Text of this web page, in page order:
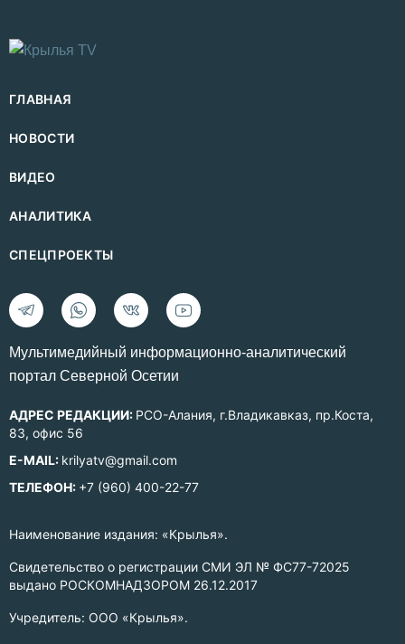
Наименование издания: «Крылья».
Свидетельство о регистрации СМИ ЭЛ № ФС77-72025
выдано РОСКОМНАДЗОРОМ 26.12.2017
Учредитель: ООО «Крылья».
ГЛАВНАЯ
НОВОСТИ
ВИДЕО
АНАЛИТИКА
СПЕЦПРОЕКТЫ
Mультимедийный информационно-аналитический
портал Северной Осетии
АДРЕС РЕДАКЦИИ: РСО-Алания, г.Владикавказ, пр.Коста,
83, офис 56
E-MAIL: krilyatv@gmail.com
ТЕЛЕФОН: +7 (960) 400-22-77